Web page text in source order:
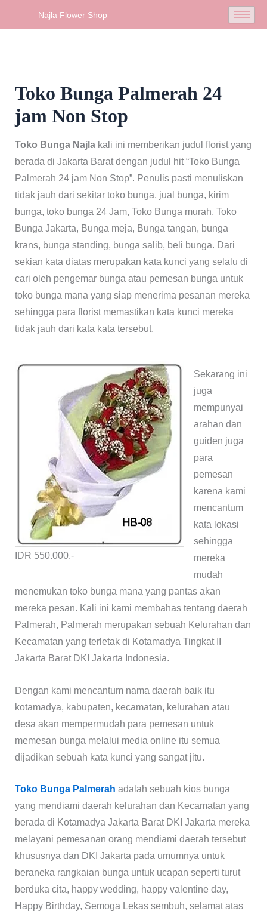
Najla Flower Shop
Toko Bunga Palmerah 24
jam Non Stop
Toko Bunga Najlakali ini memberikan judul florist yang
berada di Jakarta Barat dengan judul hit “Toko Bunga
Palmerah 24 jam Non Stop”. Penulis pasti menuliskan
tidak jauh dari sekitar toko bunga, jual bunga, kirim
bunga, toko bunga 24 Jam, Toko Bunga murah, Toko
Bunga Jakarta, Bunga meja, Bunga tangan, bunga
krans, bunga standing, bunga salib, beli bunga. Dari
sekian kata diatas merupakan kata kunci yang selalu di
cari oleh pengemar bunga atau pemesan bunga untuk
toko bunga mana yang siap menerima pesanan mereka
sehingga para florist memastikan kata kunci mereka
tidak jauh dari kata kata tersebut.
IDR 550.000.-
Sekarang ini
juga
mempunyai
arahan dan
guiden juga
para
pemesan
karena kami
mencantum
kata lokasi
sehingga
mereka
mudah
menemukan toko bunga mana yang pantas akan
mereka pesan. Kali ini kami membahas tentang daerah
Palmerah, Palmerah merupakan sebuah Kelurahan dan
Kecamatan yang terletak di Kotamadya Tingkat II
Jakarta Barat DKI Jakarta Indonesia.
Dengan kami mencantum nama daerah baik itu
kotamadya, kabupaten, kecamatan, kelurahan atau
desa akan mempermudah para pemesan untuk
memesan bunga melalui media online itu semua
dijadikan sebuah kata kunci yang sangat jitu.
Toko Bunga Palmerah adalah sebuah kios bunga
yang mendiami daerah kelurahan dan Kecamatan yang
berada di Kotamadya Jakarta Barat DKI Jakarta mereka
melayani pemesanan orang mendiami daerah tersebut
khususnya dan DKI Jakarta pada umumnya untuk
beraneka rangkaian bunga untuk ucapan seperti turut
berduka cita, happy wedding, happy valentine day,
Happy Birthday, Semoga Lekas sembuh, selamat atas